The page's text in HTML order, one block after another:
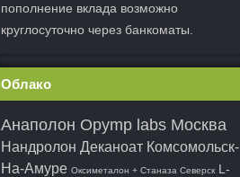
пополнение вклада возможно
круглосуточно через банкоматы.
Облако
Анаполон Opymp labs Москва
Нандролон Деканоат Комсомольск-
На-Амуре Оксиметалон + Станаза Северск L-